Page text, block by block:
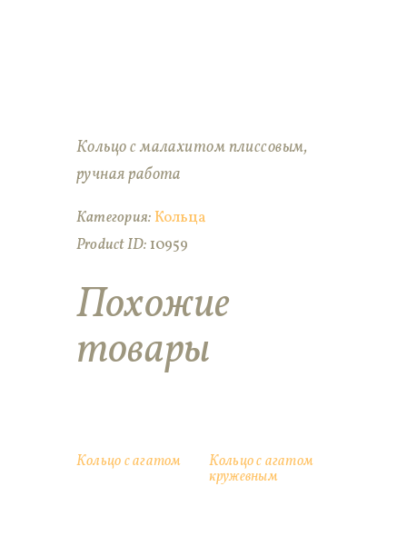
Кольцо с малахитом плиссовым,
ручная работа
Категория: Кольца
Product ID: 10959
Похожие
товары
Кольцо с агатом Кольцо с агатом
кружевным